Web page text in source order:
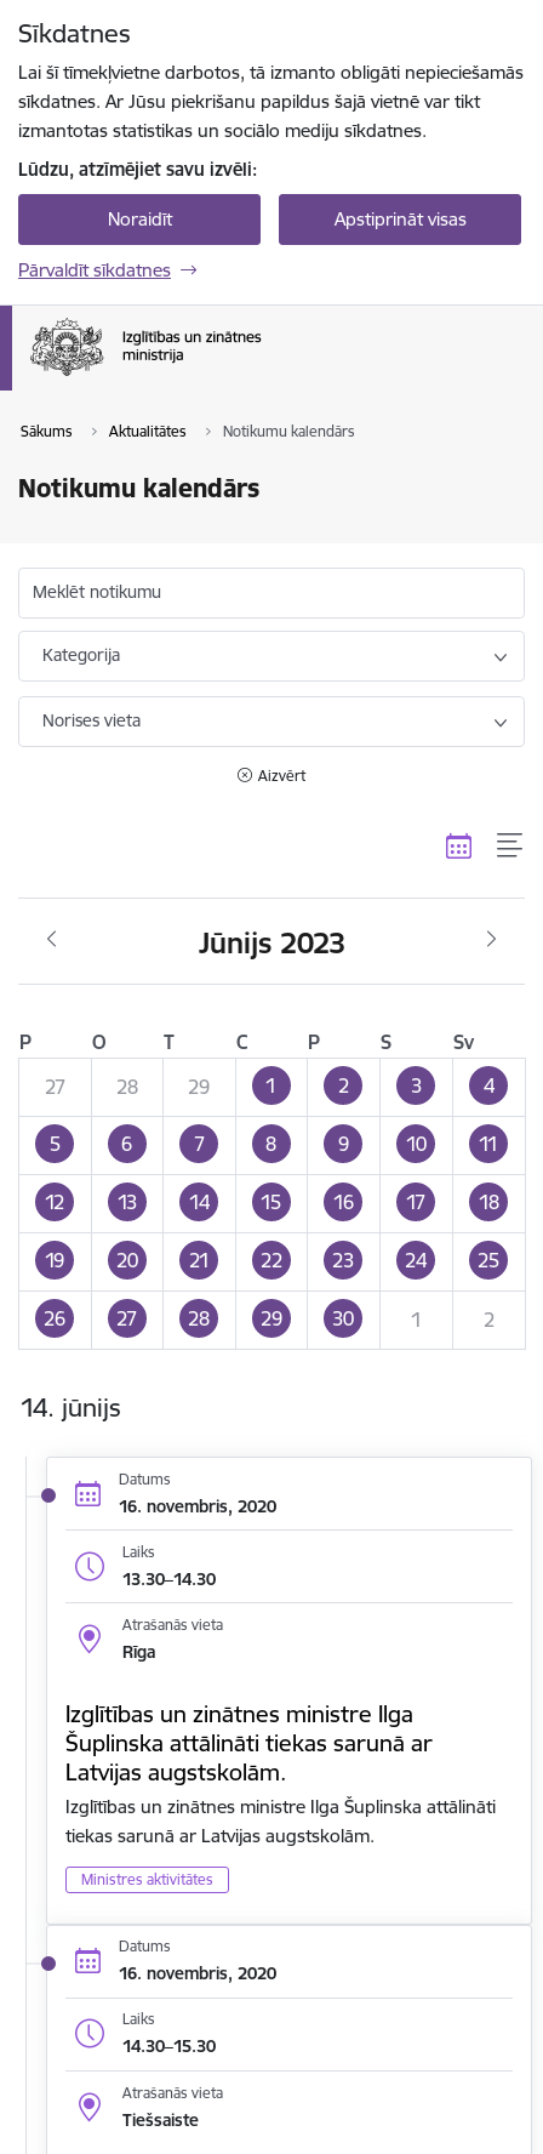
Sīkdatnes
Lai šī tīmekļvietne darbotos, tā izmanto obligāti nepieciešamās
sīkdatnes. Ar Jūsu piekrišanu papildus šajā vietnē var tikt
izmantotas statistikas un sociālo mediju sīkdatnes.
Lūdzu, atzīmējiet savu izvēli:
Noraidīt Apstiprināt visas
Pārvaldīt sīkdatnes
Sākums Aktualitātes Notikumu kalendārs
Notikumu kalendārs
Meklēt notikumu
Kategorija
Norises vieta
Aizvērt
Jūnijs 2023
P O T C P S
Sv
27
28 29 1 2 3 4
5 6 7 8 9 10 11
12 13 14 15 16 17 18
19 20 21 22 23 24 25
26 27 28 29 30 1 2
14. jūnijs
Datums
16. novembris, 2020
Laiks
13.30–14.30
Atrašanās vieta
Rīga
Izglītības un zinātnes ministre Ilga
Šuplinska attālināti tiekas sarunā ar
Latvijas augstskolām.
Izglītības un zinātnes ministre Ilga Šuplinska attālināti
tiekas sarunā ar Latvijas augstskolām.
Ministres aktivitātes
Datums
16. novembris, 2020
Laiks
14.30–15.30
Atrašanās vieta
Tiešsaiste